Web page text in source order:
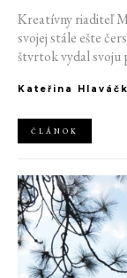
Kreatívny riaditeľ
svojej stále ešte
štvrtok vydal svoju
návrhár do
podobu ženskosti.
Kateřina
ČLÁNOK